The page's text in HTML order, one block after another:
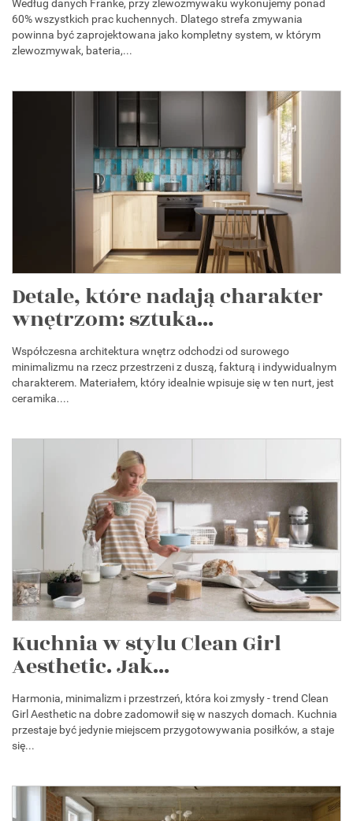
Według danych Franke, przy zlewozmywaku wykonujemy ponad
60% wszystkich prac kuchennych. Dlatego strefa zmywania
powinna być zaprojektowana jako kompletny system, w którym
zlewozmywak, bateria,...
Detale, które nadają charakter
wnętrzom: sztuka...
Współczesna architektura wnętrz odchodzi od surowego
minimalizmu na rzecz przestrzeni z duszą, fakturą i indywidualnym
charakterem. Materiałem, który idealnie wpisuje się w ten nurt, jest
ceramika....
Kuchnia w stylu Clean Girl
Aesthetic. Jak...
Harmonia, minimalizm i przestrzeń, która koi zmysły - trend Clean
Girl Aesthetic na dobre zadomowił się w naszych domach. Kuchnia
przestaje być jedynie miejscem przygotowywania posiłków, a staje
się...